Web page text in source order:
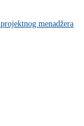
menadžera